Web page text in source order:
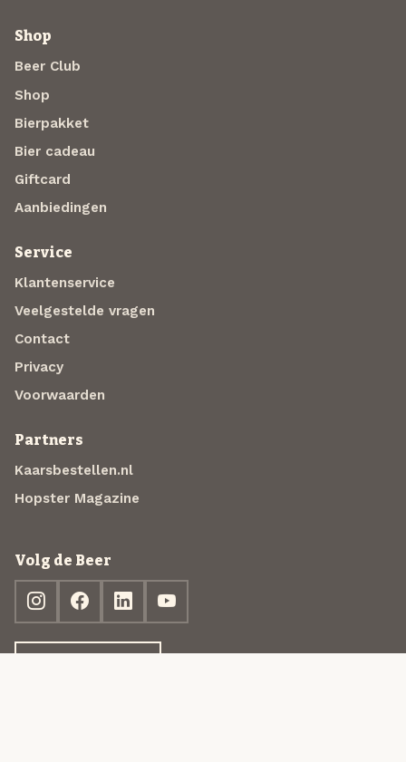
Shop
Beer Club
Shop
Bierpakket
Bier cadeau
Giftcard
Aanbiedingen
Service
Klantenservice
Veelgestelde vragen
Contact
Privacy
Voorwaarden
Partners
Kaarsbestellen.nl
Hopster Magazine
Volg de Beer